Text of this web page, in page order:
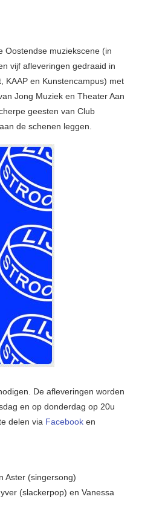
Oostendse muziekscene (in
vijf afleveringen gedraaid in
KAAP en Kunstencampus) met
Jong Muziek en Theater Aan
geesten van Club
de schenen leggen.
De afleveringen worden
en op donderdag op 20u
delen via Facebook en
Aster (singersong)
(slackerpop) en Vanessa